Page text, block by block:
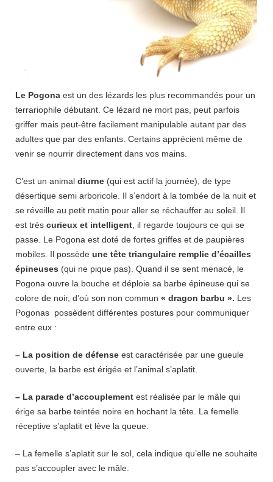
Le Pogona est un des lézards les plus recommandés pour un
terrariophile débutant. Ce lézard ne mort pas, peut parfois
griffer mais peut-être facilement manipulable autant par des
adultes que par des enfants. Certains apprécient même de
venir se nourrir directement dans vos mains.
C’est un animal diurne (qui est actif la journée), de type
désertique semi arboricole. Il s’endort à la tombée de la nuit et
se réveille au petit matin pour aller se réchauffer au soleil. Il
est très curieux et intelligent , il regarde toujours ce qui se
passe. Le Pogona est doté de fortes griffes et de paupières
mobiles. Il possède une tête triangulaire remplie d’écailles
épineuses (qui ne pique pas). Quand il se sent menacé, le
Pogona ouvre la bouche et déploie sa barbe épineuse qui se
colore de noir, d’où son non commun « dragon barbu ». Les
Pogonas possèdent différentes postures pour communiquer
entre eux :
– La position de défense est caractérisée par une gueule
ouverte, la barbe est érigée et l’animal s’aplatit.
– La parade d’accouplement est réalisée par le mâle qui
érige sa barbe teintée noire en hochant la tête. La femelle
réceptive s’aplatit et lève la queue.
– La femelle s’aplatit sur le sol, cela indique qu’elle ne souhaite
pas s’accoupler avec le mâle.